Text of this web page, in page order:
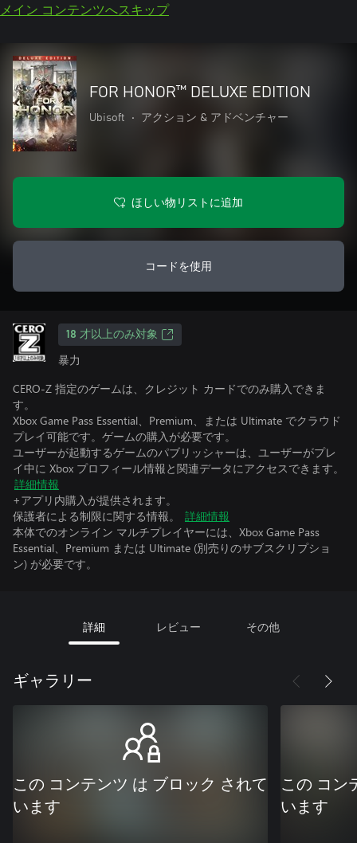
メイン コンテンツへスキップ
FOR HONOR™ DELUXE EDITION
Ubisoft • アクション & アドベンチャー
ほしい物リストに追加
コードを使用
18 才以上のみ対象
暴力
CERO-Z 指定のゲームは、クレジット カードでのみ購入できま
す。
Xbox Game Pass Essential、Premium、または Ultimate でクラウド
プレイ可能です。ゲームの購入が必要です。
ユーザーが起動するゲームのパブリッシャーは、ユーザーがプレ
イ中に Xbox プロフィール情報と関連データにアクセスできます。
詳細情報
+アプリ内購入が提供されます。
保護者による制限に関する情報。
詳細情報
本体でのオンライン マルチプレイヤーには、Xbox Game Pass
Essential、Premium または Ultimate (別売りのサブスクリプショ
ン) が必要です。
詳細 レビュー その他
ギャラリー
この コンテンツ は ブロック されて
います
この コン
います